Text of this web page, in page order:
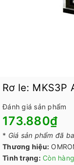
Rơ le: MKS3P
Đánh giá sản phẩm
173.880₫
* Giá sản phẩm đã
Thương hiệu:
Tình trạng: Còn hàng